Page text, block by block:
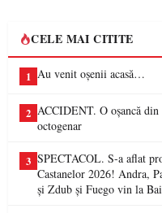
CELE MAI CITITE
1 Au venit oșenii acasă…
2 ACCIDENT. O oșancă din
octogenar
3 SPECTACOL. S-a aflat
Castanelor 2026! Andra,
și Zdub și Fuego vin la